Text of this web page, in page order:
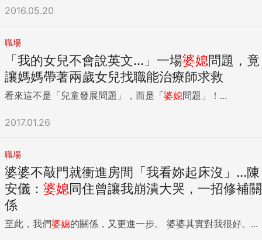
2016.05.20
職場
「我的女兒不會說英文...」一場婆媳問題，竟
讓媽媽帶著兩歲女兒找職能治療師求救
看來這不是「兒童發展問題」，而是「婆媳問題」！...
2017.01.26
職場
婆婆不敲門就衝進房間「我看妳起床沒」...陳
安儀： 婆媳同住曾讓我崩潰大哭，一招修補關
係
至此，我們婆媳 的關係，又更進一步。 婆婆其實對我很好。...